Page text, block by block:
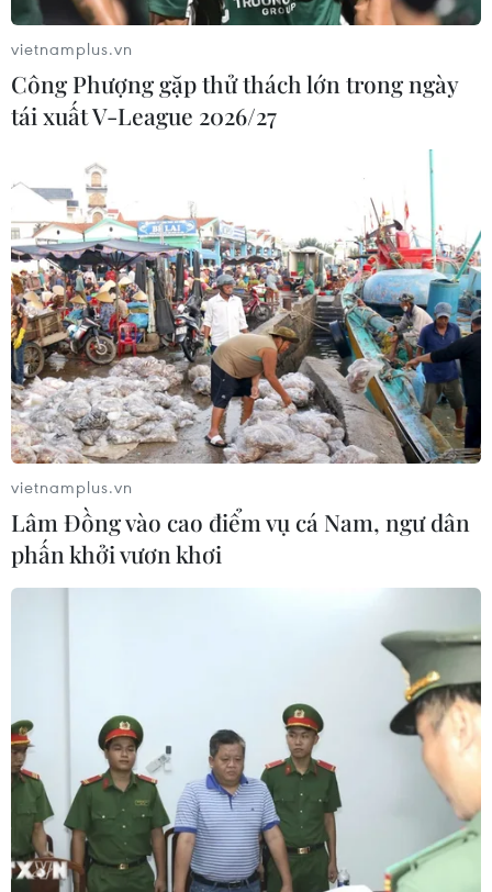
vietnamplus.vn
Công Phượng gặp thử thách lớn trong ngày
tái xuất V-League 2026/27
vietnamplus.vn
Lâm Đồng vào cao điểm vụ cá Nam, ngư dân
phấn khởi vươn khơi